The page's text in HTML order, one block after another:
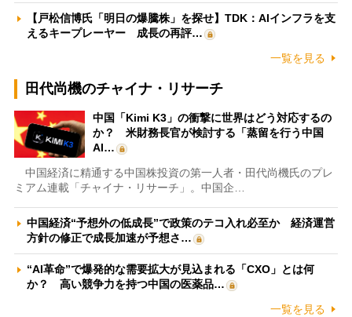
【戸松信博氏「明日の爆騰株」を探せ】TDK：AIインフラを支
えるキープレーヤー 成長の再評…
一覧を見る
田代尚機のチャイナ・リサーチ
中国「Kimi K3」の衝撃に世界はどう対応するの
か？ 米財務長官が検討する「蒸留を行う中国
AI…
中国経済に精通する中国株投資の第一人者・田代尚機氏のプレ
ミアム連載「チャイナ・リサーチ」。中国企…
中国経済“予想外の低成長”で政策のテコ入れ必至か 経済運営
方針の修正で成長加速が予想さ…
“AI革命”で爆発的な需要拡大が見込まれる「CXO」とは何
か？ 高い競争力を持つ中国の医薬品…
一覧を見る